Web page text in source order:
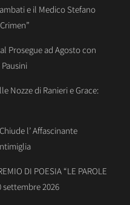
e il Medico Stefano
Prosegue ad Agosto con
Nozze di Ranieri e Grace:
l’ Affascinante
DI POESIA “LE PAROLE
settembre 2026